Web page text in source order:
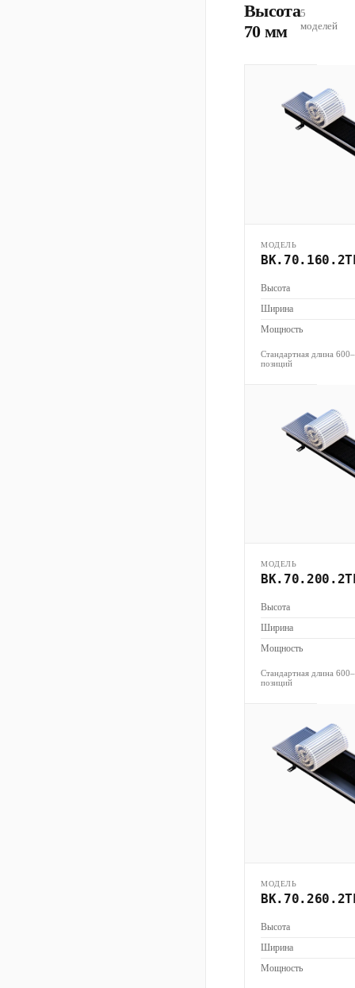
Высота
70 мм
5
моделей
МОДЕЛЬ
Высота
Ширина
Мощность
Стандартная длина
позиций
МОДЕЛЬ
Высота
Ширина
Мощность
Стандартная длина
позиций
МОДЕЛЬ
Высота
Ширина
Мощность